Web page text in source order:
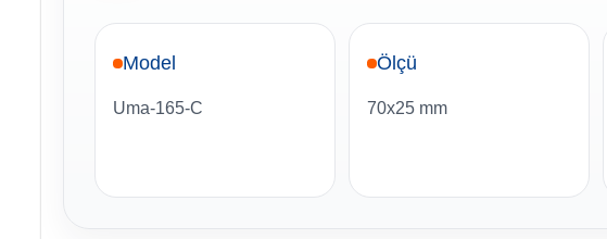
Model
Uma-165-C
Ölçü
70x25 mm